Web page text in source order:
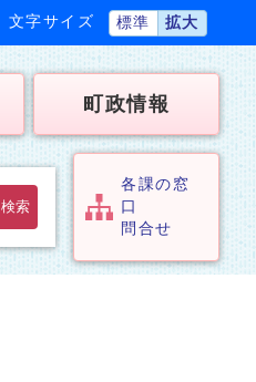
文字サイズ 標準 拡大
町政情報
検索
各課の窓
口
問合せ